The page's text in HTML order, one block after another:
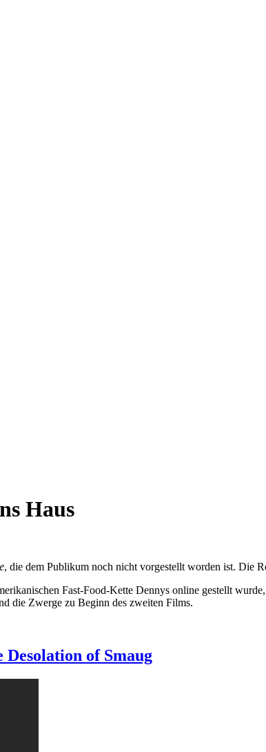
Haus
, die dem Publikum noch nicht vorgestellt worden ist. Die
Fast-Food-Kette Dennys online gestellt
die Zwerge zu Beginn des zweiten Films.
of Smaug